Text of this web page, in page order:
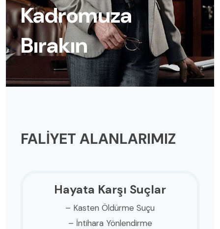
Kadromuza
Bırakın
FALİYET ALANLARIMIZ
Hayata Karşı Suçlar
– Kasten Öldürme Suçu
– İntihara Yönlendirme